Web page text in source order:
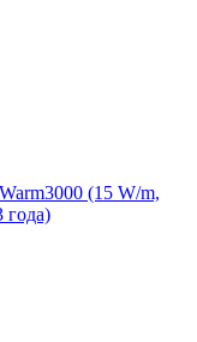
(15 W/m,
года)